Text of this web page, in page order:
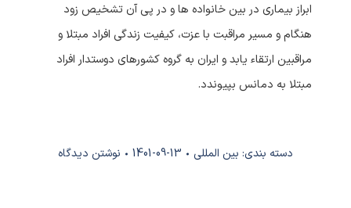
ابراز بیماری در بین خانواده ها و در پی آن تشخیص زود
هنگام و مسیر مراقبت با عزت، کیفیت زندگی افراد مبتلا و
مراقبین ارتقاء یابد و ایران به گروه کشورهای دوستدار افراد
مبتلا به دمانس بپیوندد.
دسته بندی: بین المللی 1401-09-13 نوشتن دیدگاه